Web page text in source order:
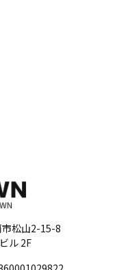
松山2-15-8
ル 2F